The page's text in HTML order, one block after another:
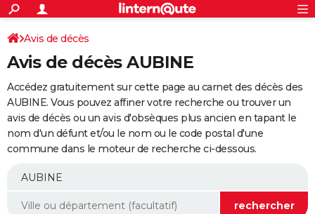
ACTUALITÉS
Politique
Société
Faits Divers
Education
Monde
Villes
+
SPORT
Coupe du monde 2026
Football
Tennis
Cyclisme
Rugby
Forum
Programme TV
TNT
Streaming
Cinéma
Sorties cinéma
Musique
+
FINANCE
Retraite
Epargne
Immobilier
Risques naturels par ville
Banque
Assurance
AUTO
Essais
Réserver un essai
Citadines
Berlines
SUV
Forum auto
+
Mobiles
Meilleur smartphone
Internet
Ordinateurs
Jeux vidéo
Guide high-tech
Avis de décès
Avis de décès AUBINE
Accédez gratuitement sur cette page au carnet des décès des
AUBINE. Vous pouvez affiner votre recherche ou trouver un
avis de décès ou un avis d'obsèques plus ancien en tapant le
nom d'un défunt et/ou le nom ou le code postal d'une
commune dans le moteur de recherche ci-dessous.